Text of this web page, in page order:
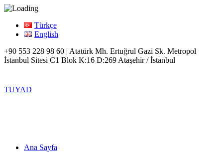
Türkçe
English
+90 553 228 98 60 | Atatürk Mh. Ertuğrul Gazi Sk. Metropol
İstanbul Sitesi C1 Blok K:16 D:269 Ataşehir / İstanbul
TUYAD
Ana Sayfa